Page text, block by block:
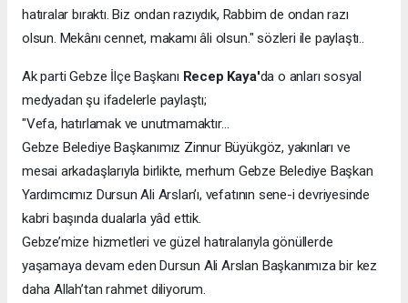
hatıralar bıraktı. Biz ondan razıydık, Rabbim de ondan razı
olsun. Mekânı cennet, makamı âli olsun." sözleri ile paylaştı..
Ak parti Gebze İlçe Başkanı Recep Kaya'da o anları sosyal
medyadan şu ifadelerle paylaştı;
"Vefa, hatırlamak ve unutmamaktır…
Gebze Belediye Başkanımız Zinnur Büyükgöz, yakınları ve
mesai arkadaşlarıyla birlikte, merhum Gebze Belediye Başkan
Yardımcımız Dursun Ali Arslan’ı, vefatının sene-i devriyesinde
kabri başında dualarla yâd ettik.
Gebze’mize hizmetleri ve güzel hatıralarıyla gönüllerde
yaşamaya devam eden Dursun Ali Arslan Başkanımıza bir kez
daha Allah’tan rahmet diliyorum.